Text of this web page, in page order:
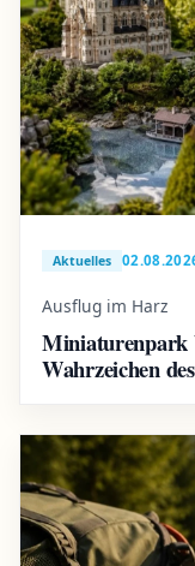
Aktuelles
Ausflug im Harz
Miniaturenpark
Wahrzeichen